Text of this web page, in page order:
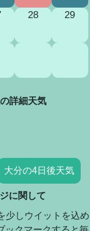
28 29
詳細天気
大分の4日後天気
に関して
少しウイットを込め